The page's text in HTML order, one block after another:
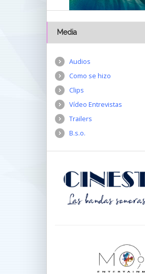
Media
Audios
Como se hizo
Clips
Vídeo Entrevistas
Trailers
B.s.o.